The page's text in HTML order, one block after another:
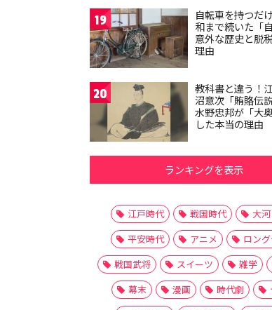
19
自転車を持つだ
和まで続いた「
意外な歴史と脱
理由
20
教科書と違う！
沼意次「賄賂伝
水野忠邦が「大
した本当の理由
ランキングを表示
江戸時代 戦国時代
大
平安時代
アニメ
ロン
戦国武将
スイーツ 雑学
幕末
漫画 時代劇